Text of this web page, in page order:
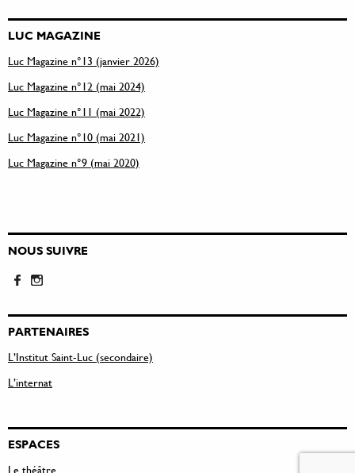
LUC MAGAZINE
Luc Magazine n°13 (janvier 2026)
Luc Magazine n°12 (mai 2024)
Luc Magazine n°11 (mai 2022)
Luc Magazine n°10 (mai 2021)
Luc Magazine n°9 (mai 2020)
NOUS SUIVRE
PARTENAIRES
L’Institut Saint-Luc (secondaire)
L’internat
ESPACES
Le théâtre